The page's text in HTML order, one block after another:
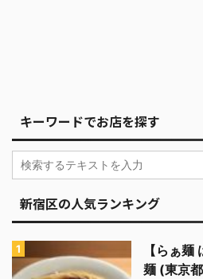
キーワードでお店を探す
新宿区の人気ランキング
【らぁ
麺 (東京